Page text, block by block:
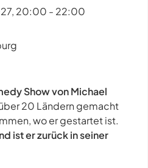
20:00 - 22:00
Show von Michael
20 Ländern gemacht
wo er gestartet ist.
ist er zurück in seiner